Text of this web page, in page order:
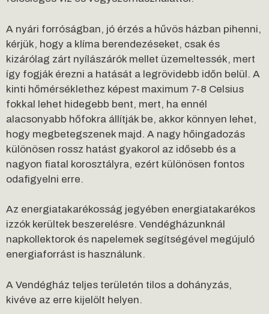
A nyári forróságban, jó érzés a hűvös házban pihenni,
kérjük, hogy a klíma berendezéseket, csak és
kizárólag zárt nyílászárók mellet üzemeltessék, mert
így fogják érezni a hatását a legrövidebb időn belül. A
kinti hőmérséklethez képest maximum 7-8 Celsius
fokkal lehet hidegebb bent, mert, ha ennél
alacsonyabb hőfokra állítják be, akkor könnyen lehet,
hogy megbetegszenek majd. A nagy hőingadozás
különösen rossz hatást gyakorol az idősebb és a
nagyon fiatal korosztályra, ezért különösen fontos
odafigyelni erre.
Az energiatakarékosság jegyében energiatakarékos
izzók kerültek beszerelésre. Vendégházunknál
napkollektorok és napelemek segítségével megújuló
energiaforrást is használunk.
A Vendégház teljes területén tilos a dohányzás,
kivéve az erre kijelölt helyen.